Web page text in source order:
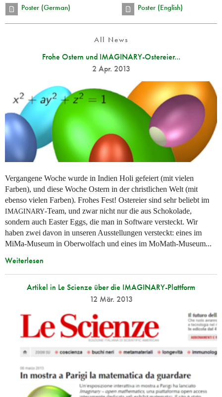
Poster (German) Poster (English)
All News
Frohe Ostern und IMAGINARY-Ostereier...
2 Apr. 2013
Vergangene Woche wurde in Indien Holi gefeiert (mit vielen
Farben), und diese Woche Ostern in der christlichen Welt (mit
ebenso vielen Farben). Frohes Fest! Ostereier sind sehr beliebt im
IMAGINARY-Team, und zwar nicht nur die aus Schokolade,
sondern auch Easter Eggs, die man in Software versteckt. Wir
haben zwei davon in unseren Ausstellungen versteckt: eines im
MiMa-Museum in Oberwolfach und eines im MoMath-Museum...
Weiterlesen
Artikel in Le Scienze über die IMAGINARY-Plattform
12 Mär. 2013